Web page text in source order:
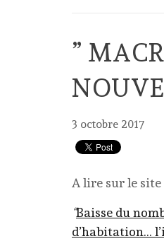
”
3 octobre 2017
A lire sur le site
“Baisse du
d’habitation…